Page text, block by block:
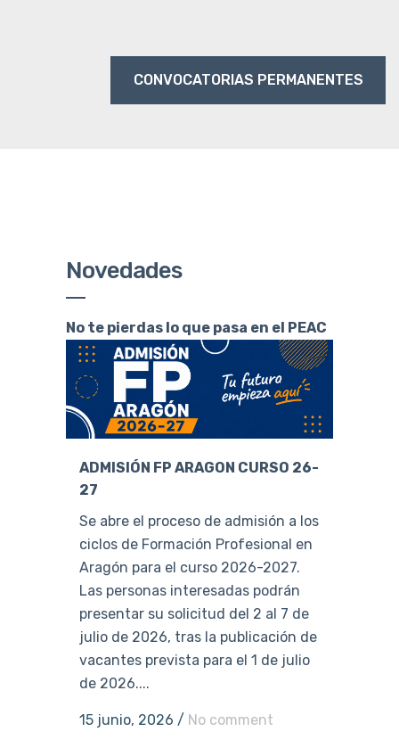
CONVOCATORIAS PERMANENTES
Novedades
No te pierdas lo que pasa en el PEAC
ADMISIÓN FP ARAGON CURSO 26-
27
Se abre el proceso de admisión a los
ciclos de Formación Profesional en
Aragón para el curso 2026-2027.
Las personas interesadas podrán
presentar su solicitud del 2 al 7 de
julio de 2026, tras la publicación de
vacantes prevista para el 1 de julio
de 2026....
15 junio, 2026 / No comment